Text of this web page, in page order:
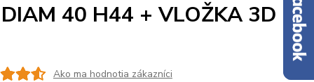
40 H44 + VLOŽKA 3D
Ako ma hodnotia zákazníci